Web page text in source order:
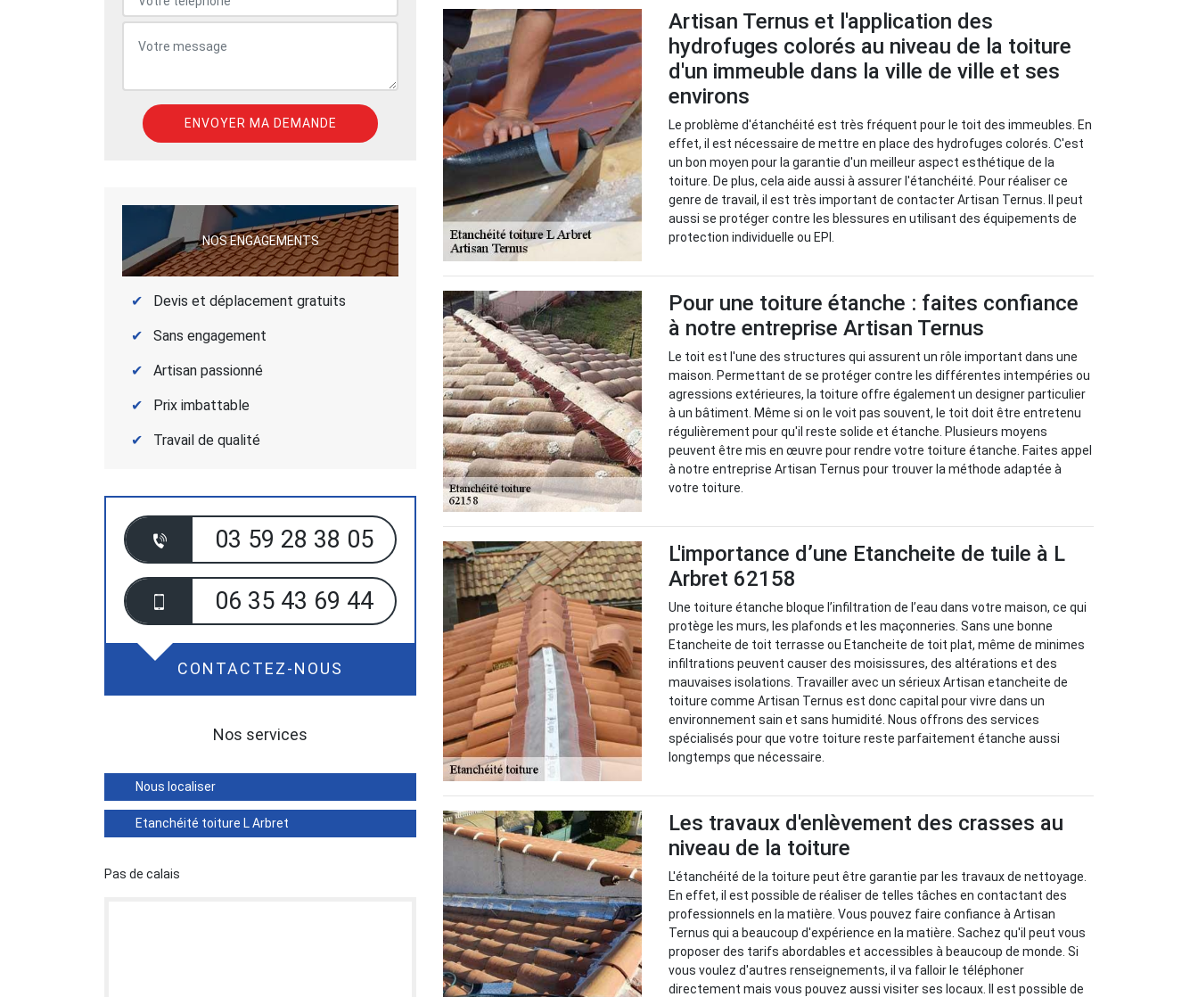
NOS ENGAGEMENTS
Devis et déplacement gratuits
Sans engagement
Artisan passionné
Prix imbattable
Travail de qualité
03 59 28 38 05
06 35 43 69 44
CONTACTEZ-NOUS
Nos services
Nous localiser
Etanchéité toiture L Arbret
Pas de calais
Artisan Ternus et l'application des
hydrofuges colorés au niveau de la toiture
d'un immeuble dans la ville de ville et ses
environs
Le problème d'étanchéité est très fréquent pour le toit des immeubles. En
effet, il est nécessaire de mettre en place des hydrofuges colorés. C'est
un bon moyen pour la garantie d'un meilleur aspect esthétique de la
toiture. De plus, cela aide aussi à assurer l'étanchéité. Pour réaliser ce
genre de travail, il est très important de contacter Artisan Ternus. Il peut
aussi se protéger contre les blessures en utilisant des équipements de
protection individuelle ou EPI.
Pour une toiture étanche : faites confiance
à notre entreprise Artisan Ternus
Le toit est l'une des structures qui assurent un rôle important dans une
maison. Permettant de se protéger contre les différentes intempéries ou
agressions extérieures, la toiture offre également un designer particulier
à un bâtiment. Même si on le voit pas souvent, le toit doit être entretenu
régulièrement pour qu'il reste solide et étanche. Plusieurs moyens
peuvent être mis en œuvre pour rendre votre toiture étanche. Faites appel
à notre entreprise Artisan Ternus pour trouver la méthode adaptée à
votre toiture.
L'importance d’une Etancheite de tuile à L
Arbret 62158
Une toiture étanche bloque l’infiltration de l’eau dans votre maison, ce qui
protège les murs, les plafonds et les maçonneries. Sans une bonne
Etancheite de toit terrasse ou Etancheite de toit plat, même de minimes
infiltrations peuvent causer des moisissures, des altérations et des
mauvaises isolations. Travailler avec un sérieux Artisan etancheite de
toiture comme Artisan Ternus est donc capital pour vivre dans un
environnement sain et sans humidité. Nous offrons des services
spécialisés pour que votre toiture reste parfaitement étanche aussi
longtemps que nécessaire.
Les travaux d'enlèvement des crasses au
niveau de la toiture
L'étanchéité de la toiture peut être garantie par les travaux de nettoyage.
En effet, il est possible de réaliser de telles tâches en contactant des
professionnels en la matière. Vous pouvez faire confiance à Artisan
Ternus qui a beaucoup d'expérience en la matière. Sachez qu'il peut vous
proposer des tarifs abordables et accessibles à beaucoup de monde. Si
vous voulez d'autres renseignements, il va falloir le téléphoner
directement mais vous pouvez aussi visiter ses locaux. Il est possible de